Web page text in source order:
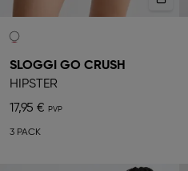
SLOGGI GO CRUSH
HIPSTER
17,95 €
3 PACK